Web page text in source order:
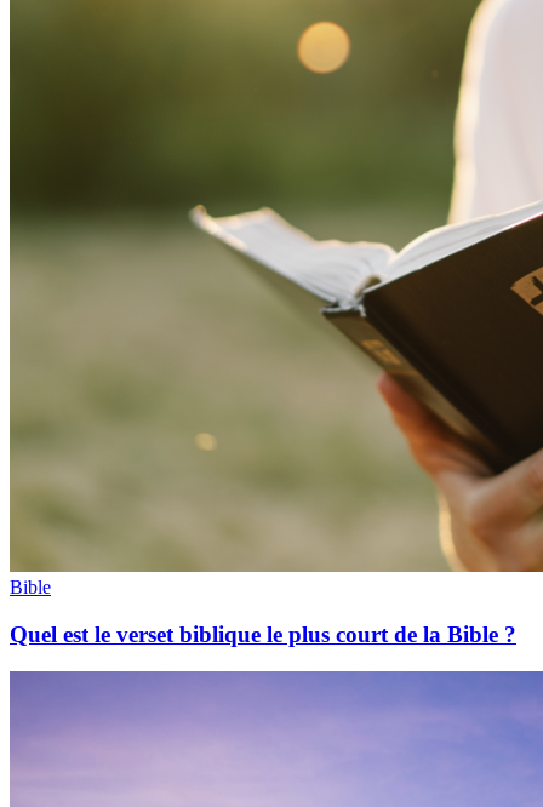
Bible
Quel est le verset biblique le plus court de la Bible ?